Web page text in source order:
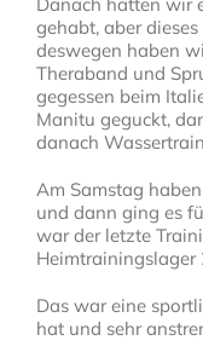
gehabt, aber
deswegen haben
Theraband und
gegessen beim
Manitu geguckt,
danach
Am Samstag
und dann ging es
war der letzte
Heimtrainingslager
Das war eine
hat und sehr